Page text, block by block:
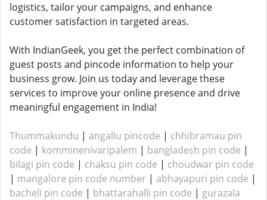
logistics, tailor your campaigns, and enhance
customer satisfaction in targeted areas.
With IndianGeek, you get the perfect combination of
guest posts and pincode information to help your
business grow. Join us today and leverage these
services to improve your online presence and drive
meaningful engagement in India!
Thummakundu | angallu pincode | chhibramau pin
code | komminenivaripalem | bangladesh pin code |
bilagi pin code | chaksu pin code | choudwar pin code
| mangalore pin code number | abhayapuri pin code |
bacheli pin code | bhattarahalli pin code | gurazala